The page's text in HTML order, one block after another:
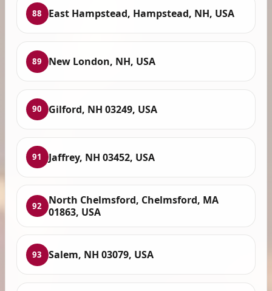
88 East Hampstead, Hampstead, NH, USA
89 New London, NH, USA
90 Gilford, NH 03249, USA
91 Jaffrey, NH 03452, USA
92
North Chelmsford, Chelmsford, MA
01863, USA
93 Salem, NH 03079, USA